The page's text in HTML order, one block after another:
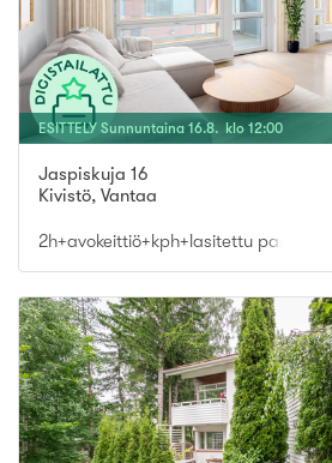
ESITTELY Sunnuntaina 16.8. klo 12:00
Jaspiskuja 16
Kivistö, Vantaa
2h+avokeittiö+kph+lasitettu parv.,